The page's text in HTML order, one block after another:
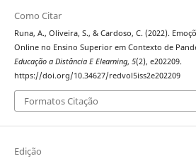
Como Citar
Runa, A., Oliveira, S., & Cardoso, C. (2022).
Online no Ensino Superior em Contexto de
Educação a Distância E Elearning, 5(2), e202209.
https://doi.org/10.34627/redvol5iss2e202209
Formatos Citação
Edição